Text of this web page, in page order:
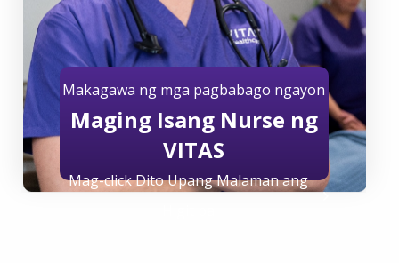
Makagawa ng mga pagbabago ngayon
Maging Isang Nurse ng
VITAS
Mag-click Dito Upang Malaman ang